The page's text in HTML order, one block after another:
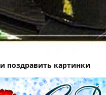
поздравить картинки